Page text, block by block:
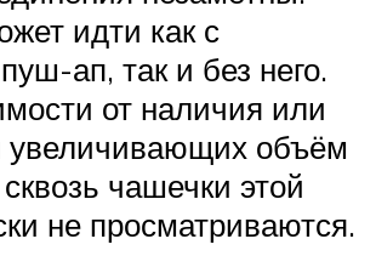
идти как с
ап, так и без него.
от наличия или
увеличивающих объём
чашечки этой
не просматриваются.